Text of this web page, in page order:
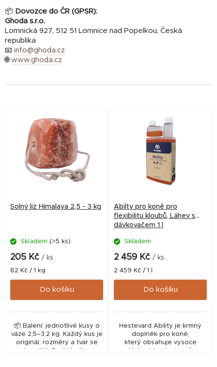
📦 Dovozce do ČR (GPSR):
Ghoda s.r.o.
Lomnická 927, 512 51 Lomnice nad Popelkou, Česká
republika
📧 info@ghoda.cz
🌐www.ghoda.cz
Solný liz Himalaya 2,5 - 3 kg
Skladem (>5 ks)
205 Kč / ks
Měrná
cena:
82 Kč / 1 kg
Do košíku
📦 Balení: jednotlivé kusy o
váze 2,5–3,2 kg. Každý kus je
originál, rozměry a tvar se
Abilty pro koně pro
flexibilitu kloubů, Láhev s
dávkovačem 1 l
Skladem
2 459 Kč / ks
Měrná
cena:
2 459 Kč / 1 l
Do košíku
Hestevard Ability je krmný
doplněk pro koně,
který obsahuje vysoce